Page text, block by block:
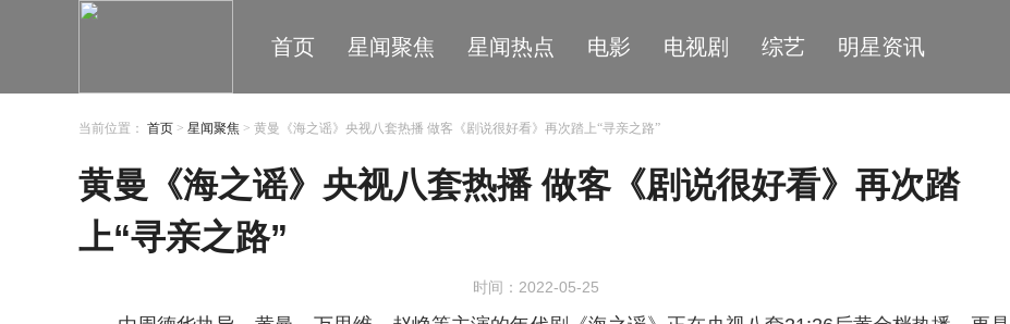
首页 星闻聚焦 星闻热点 电影 电视剧 综艺 明星资讯
当前位置： 首页 > 星闻聚焦 > 黄曼《海之谣》央视八套热播 做客《剧说很好看》再次踏上“寻亲之路”
黄曼《海之谣》央视八套热播 做客《剧说很好看》再次踏
上“寻亲之路”
时间：2022-05-25